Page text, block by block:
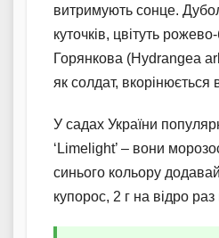
витримують сонце.
куточків, цвітуть
Горянкова (Hydrangea
як солдат, вкорінюється
У садах України
‘Limelight’ – вони
синього кольору
купорос, 2 г на відро раз